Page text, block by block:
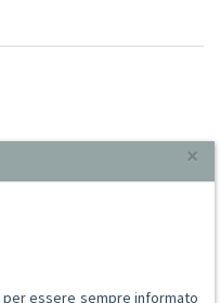
×
per essere sempre informato